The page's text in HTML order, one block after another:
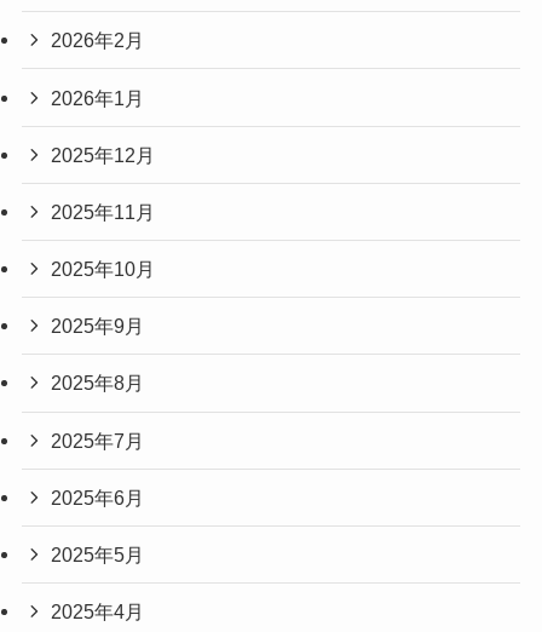
2026年2月
2026年1月
2025年12月
2025年11月
2025年10月
2025年9月
2025年8月
2025年7月
2025年6月
2025年5月
2025年4月